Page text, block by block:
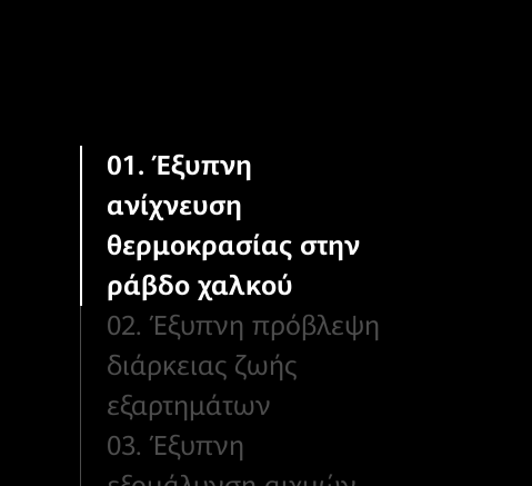
01. Έξυπνη ανίχνευση
θερμοκρασίας στην
ράβδο χαλκού
02. Έξυπνη
πρόβλεψη διάρκειας
ζωής εξαρτημάτων
03. Έξυπνη
εξομάλυνση αιχμών